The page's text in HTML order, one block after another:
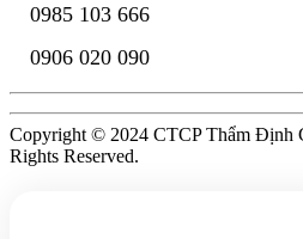
0985 103 666
0906 020 090
Copyright © 2024 CTCP Thẩm
Rights Reserved.